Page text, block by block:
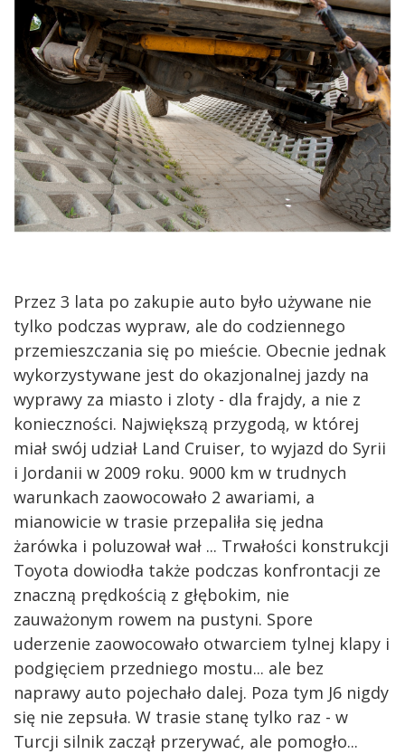
Przez 3 lata po zakupie auto było używane nie
tylko podczas wypraw, ale do codziennego
przemieszczania się po mieście. Obecnie jednak
wykorzystywane jest do okazjonalnej jazdy na
wyprawy za miasto i zloty - dla frajdy, a nie z
konieczności. Największą przygodą, w której
miał swój udział Land Cruiser, to wyjazd do Syrii
i Jordanii w 2009 roku. 9000 km w trudnych
warunkach zaowocowało 2 awariami, a
mianowicie w trasie przepaliła się jedna
żarówka i poluzował wał ... Trwałości konstrukcji
Toyota dowiodła także podczas konfrontacji ze
znaczną prędkością z głębokim, nie
zauważonym rowem na pustyni. Spore
uderzenie zaowocowało otwarciem tylnej klapy i
podgięciem przedniego mostu... ale bez
naprawy auto pojechało dalej. Poza tym J6 nigdy
się nie zepsuła. W trasie stanę tylko raz - w
Turcji silnik zaczął przerywać, ale pomogło...